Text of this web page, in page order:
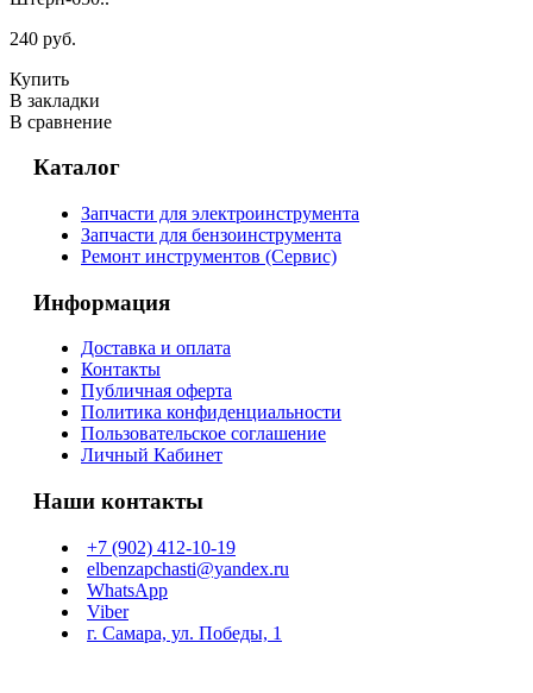
240 руб.
Купить
В закладки
В сравнение
Каталог
Запчасти для электроинструмента
Запчасти для бензоинструмента
Ремонт инструментов (Сервис)
Информация
Доставка и оплата
Контакты
Публичная оферта
Политика конфиденциальности
Пользовательское соглашение
Личный Кабинет
Наши контакты
+7 (902) 412-10-19
elbenzapchasti@yandex.ru
WhatsApp
Viber
г. Самара, ул. Победы, 1